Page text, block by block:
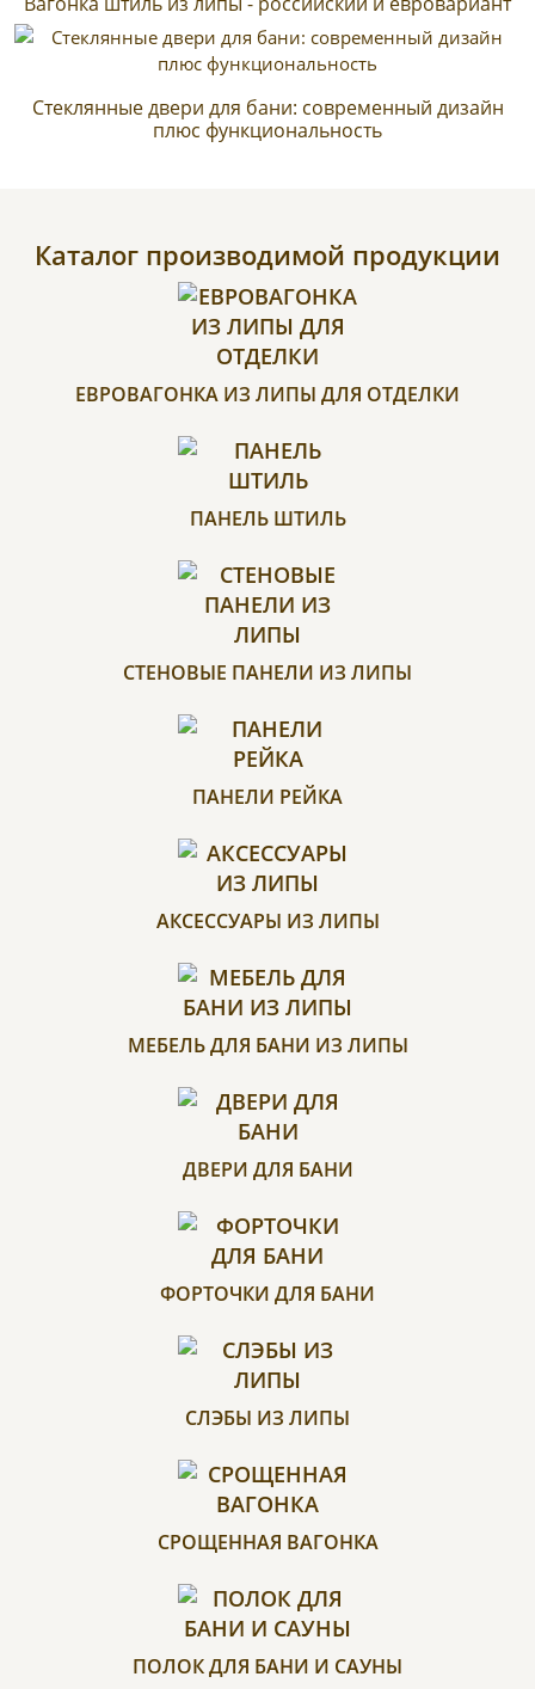
Стеклянные двери для бани: современный дизайн
плюс функциональность
Каталог производимой продукции
ЕВРОВАГОНКА ИЗ ЛИПЫ ДЛЯ ОТДЕЛКИ
ПАНЕЛЬ ШТИЛЬ
СТЕНОВЫЕ ПАНЕЛИ ИЗ ЛИПЫ
ПАНЕЛИ РЕЙКА
АКСЕССУАРЫ ИЗ ЛИПЫ
МЕБЕЛЬ ДЛЯ БАНИ ИЗ ЛИПЫ
ДВЕРИ ДЛЯ БАНИ
ФОРТОЧКИ ДЛЯ БАНИ
СЛЭБЫ ИЗ ЛИПЫ
СРОЩЕННАЯ ВАГОНКА
ПОЛОК ДЛЯ БАНИ И САУНЫ